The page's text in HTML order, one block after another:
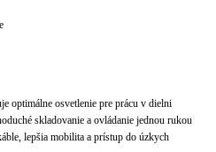
optimálne osvetlenie pre prácu v dielni
skladovanie a ovládanie jednou rukou
lepšia mobilita a prístup do úzkych